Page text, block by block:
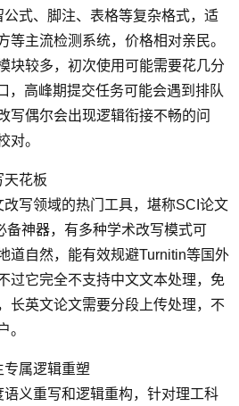
式、脚注、表格等复杂格式，适
等主流检测系统，价格相对亲民。
块较多，初次使用可能需要花几分
，高峰期提交任务可能会遇到排队
写偶尔会出现逻辑衔接不畅的问
对。
天花板
写领域的热门工具，堪称SCI论文
备神器，有多种学术改写模式可
道自然，能有效规避Turnitin等国外
过它完全不支持中文文本处理，免
长英文论文需要分段上传处理，不
。
专属逻辑重塑
义重写和逻辑重构，针对理工科